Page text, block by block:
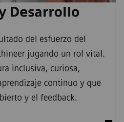
Desarrollo
del esfuerzo del
jugando un rol vital.
inclusiva, curiosa,
continuo y que
y el feedback.